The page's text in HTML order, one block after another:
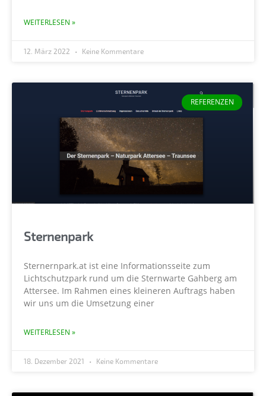
WEITERLESEN »
12. März 2022 Keine Kommentare
REFERENZEN
Sternenpark
Sternernpark.at ist eine Informationsseite zum
Lichtschutzpark rund um die Sternwarte Gahberg am
Attersee. Im Rahmen eines kleineren Auftrags haben
wir uns um die Umsetzung einer
WEITERLESEN »
18. Dezember 2021 Keine Kommentare